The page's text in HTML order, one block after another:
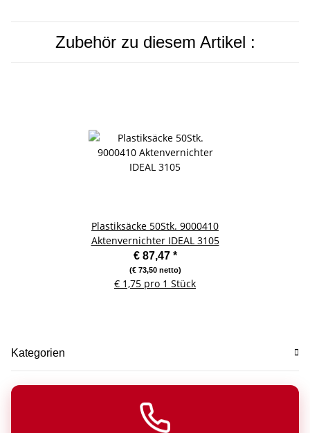
Zubehör zu diesem Artikel :
Plastiksäcke 50Stk. 9000410
Aktenvernichter IDEAL 3105
€ 87,47 *
(€ 73,50 netto)
€ 1,75 pro 1 Stück
Kategorien